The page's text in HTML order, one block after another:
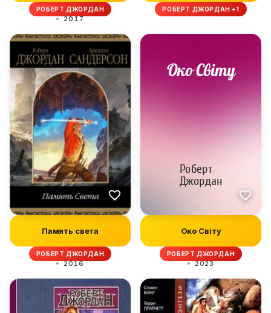
РОБЕРТ ДЖОРДАН
2017
РОБЕРТ ДЖОРДАН +1
Память света
РОБЕРТ ДЖОРДАН
2016
Око Світу
РОБЕРТ ДЖОРДАН
2023